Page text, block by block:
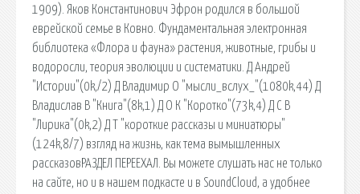
1909). Яков Константинович Эфрон родился в большой
еврейской семье в Ковно. Фундаментальная электронная
библиотека «Флора и фауна» растения, животные, грибы и
водоросли, теория эволюции и систематики. Д Андрей
"Истории"(0k,/2) Д Владимир О "мысли_вслух_"(1080k,44) Д
Владислав В "Книга"(8k,1) Д О К "Коротко"(73k,4) Д С В
"Лирика"(0k,2) Д Т "короткие рассказы и миниатюры"
(124k,8/7) взгляд на жизнь, как тема вымышленных
рассказовРАЗДЕЛ ПЕРЕЕХАЛ. Вы можете слушать нас не только
на сайте, но и в нашем подкасте и в SoundCloud, а удобнее